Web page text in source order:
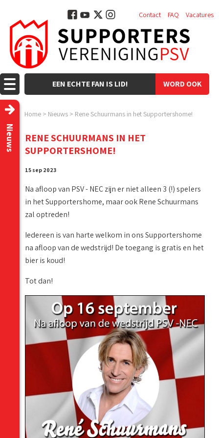
WORD OOK
EEN ECHTE FAN IS LID!
Contact FAQ Vacatures
Home > Nieuws > Rene Schuurmans in het Supportershome!
Nieuws
RENE SCHUURMANS IN HET
SUPPORTERSHOME!
15 sep 2023
Na afloop van PSV - NEC zijn er niet alleen 3 (!) spelers
in het Supportershome, maar ook Rene Schuurmans
zal optreden!
Iedereen is van harte welkom in ons Supportershome
na afloop van de wedstrijd! De toegang is gratis en het
bier is koud!
Tot dan!